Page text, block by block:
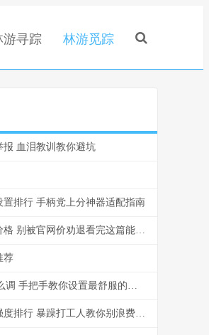
游寻踪 林游觅踪
报 血泪教训教你避坑
置排行 手柄党上分神器适配指南
王者荣耀战队扩展价格 别被官网价劝退看完这篇能省一半
荐
王者荣耀3D视角怎么调 手把手教你设置最舒服的视角
王者荣耀铭文等级强度排行 暴躁打工人教你别浪费金币